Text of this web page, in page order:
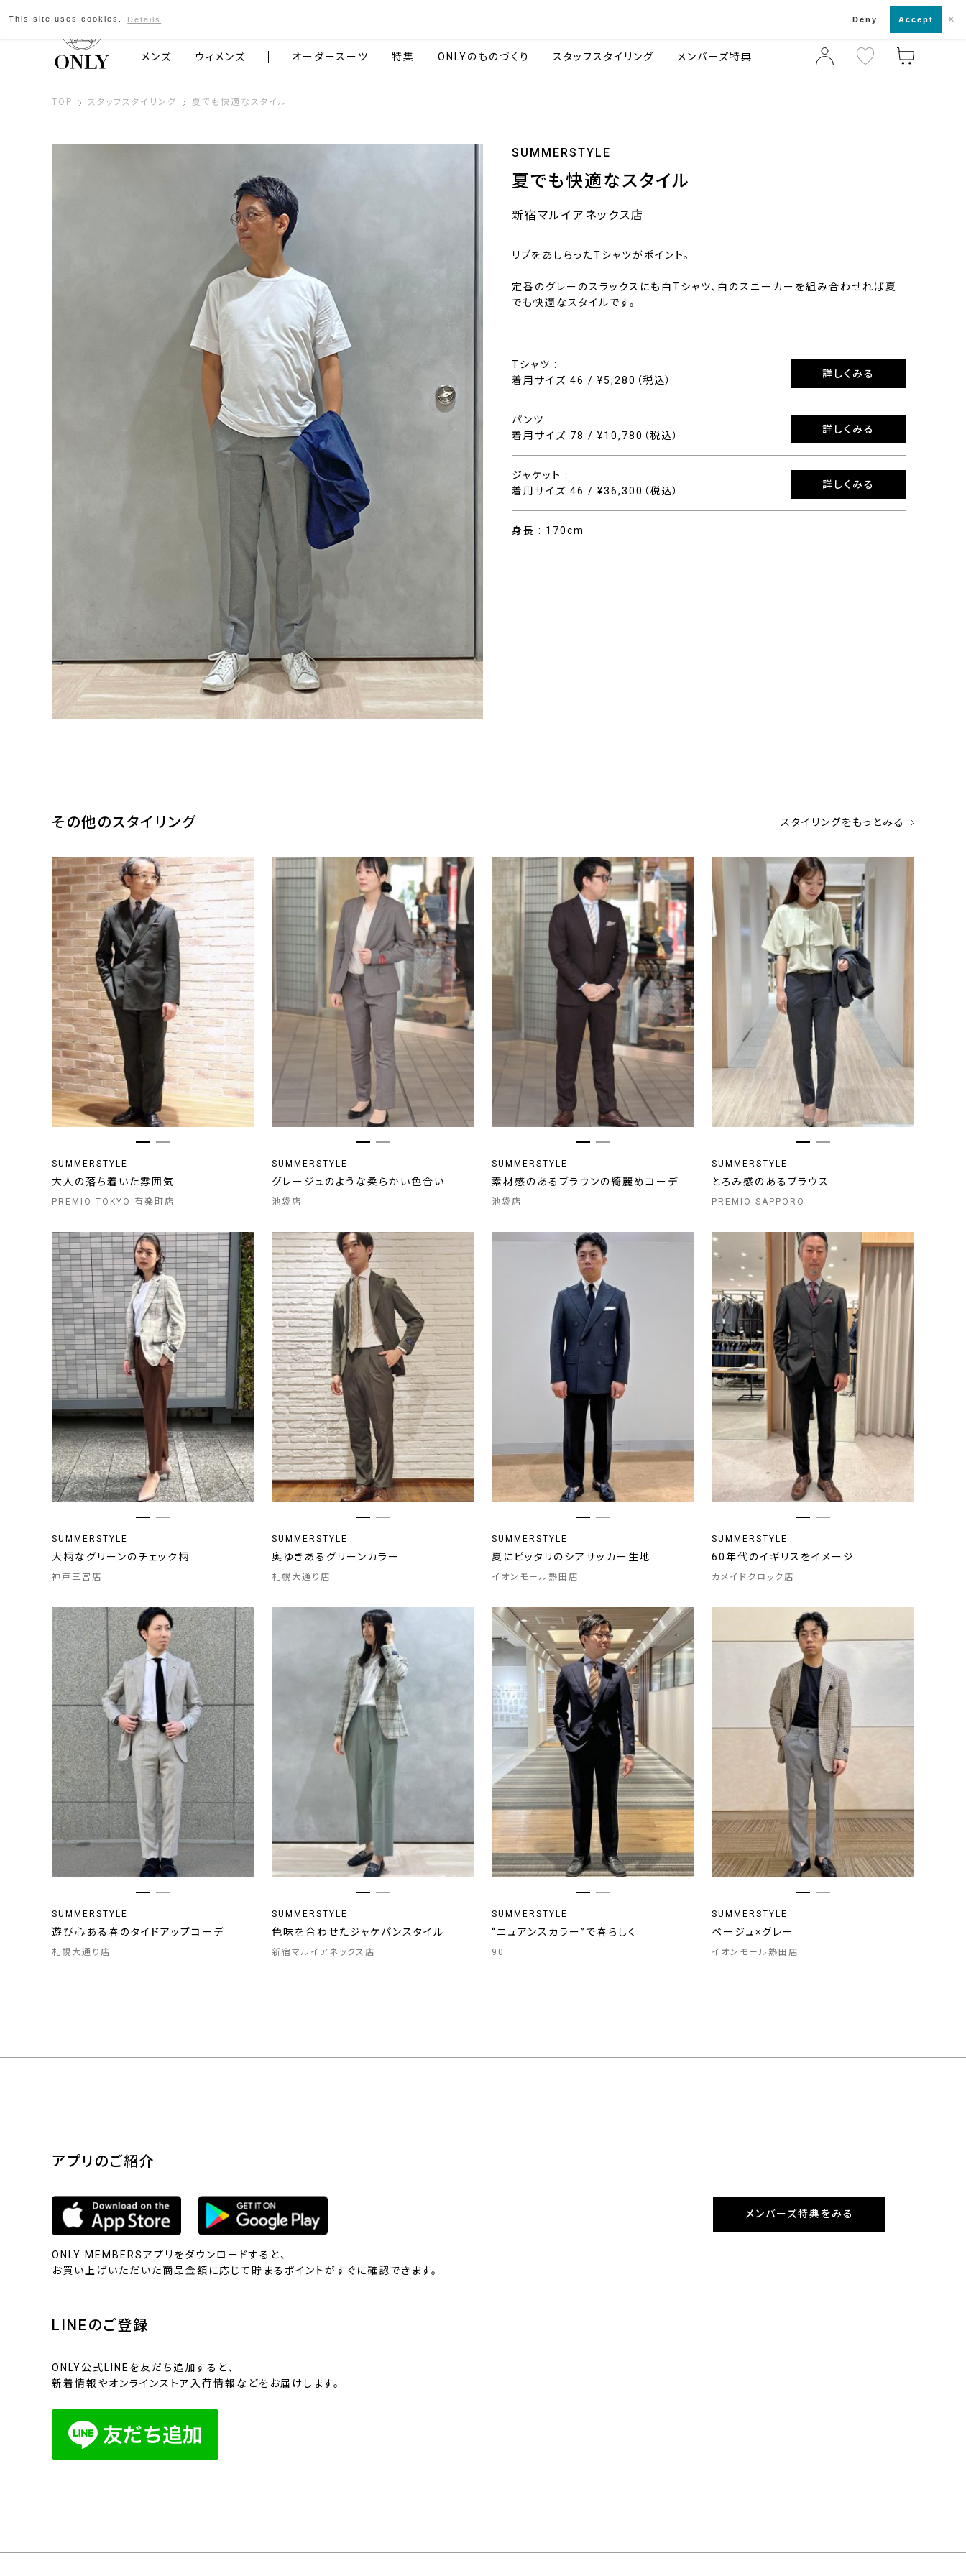
京都発のスーツブランド ONLY 店舗一覧・来店予約
メンズ ウィメンズ オーダースーツ 特集 ONLYのものづくり スタッフスタイリング メンバーズ特典
TOP スタッフスタイリング 夏でも快適なスタイル
SUMMERSTYLE
夏でも快適なスタイル
新宿マルイアネックス店
リブをあしらったTシャツがポイント。
定番のグレーのスラックスにも白Tシャツ、白のスニーカーを組み合わせれば夏
でも快適なスタイルです。
Tシャツ :
着用サイズ 46 / ¥5,280（税込）
詳しくみる
パンツ :
着用サイズ 78 / ¥10,780（税込）
詳しくみる
ジャケット :
着用サイズ 46 / ¥36,300（税込）
詳しくみる
身長 : 170cm
その他のスタイリング スタイリングをもっとみる
SUMMERSTYLE
大人の落ち着いた雰囲気
PREMIO TOKYO 有楽町店
SUMMERSTYLE
グレージュのような柔らかい色合い
池袋店
SUMMERSTYLE
素材感のあるブラウンの綺麗めコーデ
池袋店
SUMMERSTYLE
とろみ感のあるブラウス
PREMIO SAPPORO
SUMMERSTYLE
大柄なグリーンのチェック柄
神戸三宮店
SUMMERSTYLE
奥ゆきあるグリーンカラー
札幌大通り店
SUMMERSTYLE
夏にピッタリのシアサッカー生地
イオンモール熱田店
SUMMERSTYLE
60年代のイギリスをイメージ
カメイドクロック店
SUMMERSTYLE
遊び心ある春のタイドアップコーデ
札幌大通り店
SUMMERSTYLE
色味を合わせたジャケパンスタイル
新宿マルイアネックス店
SUMMERSTYLE
“ニュアンスカラー”で春らしく
90
SUMMERSTYLE
ベージュ×グレー
イオンモール熱田店
アプリのご紹介
ONLY MEMBERSアプリをダウンロードすると、
お買い上げいただいた商品金額に応じて貯まるポイントがすぐに確認できます。
メンバーズ特典をみる
LINEのご登録
ONLY公式LINEを友だち追加すると、
新着情報やオンラインストア入荷情報などをお届けします。
This site uses cookies. Details Deny Accept ×